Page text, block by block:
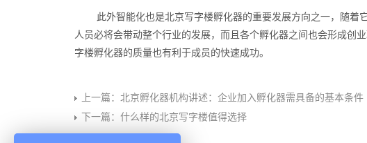
此外智能化也是北京写字楼孵化器的重要发展方向之一，随着
人员必将会带动整个行业的发展，而且各个孵化器之间也会形成创
字楼孵化器的质量也有利于成员的快速成功。
上一篇： 北京孵化器机构讲述：企业加入孵化器需具备的基本条件
下一篇： 什么样的北京写字楼值得选择